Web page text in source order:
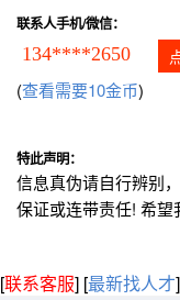
联系人手机/微信：
134****2650
(查看需要10金币)
特此声明：
信息真伪请自行辨别
保证或连带责任! 希望
[联系客服] [最新找人才]